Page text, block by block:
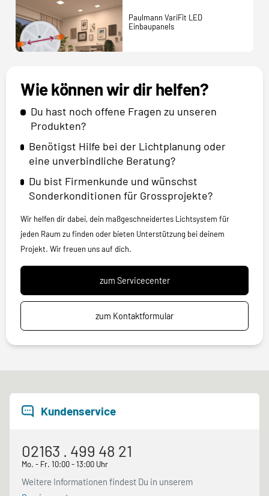
Paulmann VariFit LED
Einbaupanels
Wie können wir dir helfen?
Du hast noch offene Fragen zu unseren
Produkten?
Benötigst Hilfe bei der Lichtplanung oder
eine unverbindliche Beratung?
Du bist Firmenkunde und wünschst
Sonderkonditionen für Grossprojekte?
Wir helfen dir dabei, dein maßgeschneidertes Lichtsystem für
jeden Raum zu finden oder bieten Unterstützung bei deinem
Projekt. Wir freuen uns auf dich.
zum Servicecenter
zum Kontaktformular
Kundenservice
02163 . 499 48 21
Mo. - Fr. 10:00 - 13:00 Uhr
Weitere Informationen findest Du in unserem